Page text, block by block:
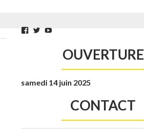
Facebook
Twitter
OUVERTURE
samedi 14 juin 2025
CONTACT